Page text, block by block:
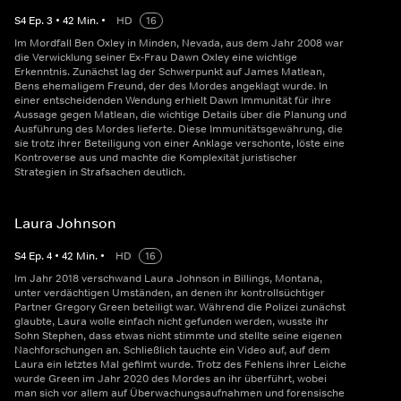
S4 Ep.3 • 42 Min. • HD
16
Im Mordfall Ben Oxley in Minden, Nevada, aus dem Jahr 2008 war
die Verwicklung seiner Ex-Frau Dawn Oxley eine wichtige
Erkenntnis. Zunächst lag der Schwerpunkt auf James Matlean,
Bens ehemaligem Freund, der des Mordes angeklagt wurde. In
einer entscheidenden Wendung erhielt Dawn Immunität für ihre
Aussage gegen Matlean, die wichtige Details über die Planung und
Ausführung des Mordes lieferte. Diese Immunitätsgewährung, die
sie trotz ihrer Beteiligung von einer Anklage verschonte, löste eine
Kontroverse aus und machte die Komplexität juristischer
Strategien in Strafsachen deutlich.
Laura Johnson
S4 Ep.4 • 42 Min. • HD
16
Im Jahr 2018 verschwand Laura Johnson in Billings, Montana,
unter verdächtigen Umständen, an denen ihr kontrollsüchtiger
Partner Gregory Green beteiligt war. Während die Polizei zunächst
glaubte, Laura wolle einfach nicht gefunden werden, wusste ihr
Sohn Stephen, dass etwas nicht stimmte und stellte seine eigenen
Nachforschungen an. Schließlich tauchte ein Video auf, auf dem
Laura ein letztes Mal gefilmt wurde. Trotz des Fehlens ihrer Leiche
wurde Green im Jahr 2020 des Mordes an ihr überführt, wobei
man sich vor allem auf Überwachungsaufnahmen und forensische